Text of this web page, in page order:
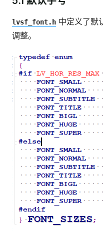
lvsf_font.h 中定义了默
调整。